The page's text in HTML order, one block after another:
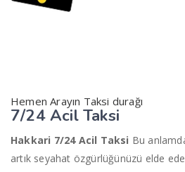
Hemen Arayın Taksi durağı
7/24 Acil Taksi
Hakkari 7/24 Acil Taksi Bu
artık seyahat özgürlüğünüzü elde